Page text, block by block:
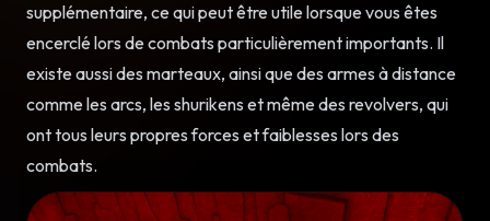
supplémentaire, ce qui peut être utile lorsque vous êtes
encerclé lors de combats particulièrement importants. Il
existe aussi des marteaux, ainsi que des armes à distance
comme les arcs, les shurikens et même des revolvers, qui
ont tous leurs propres forces et faiblesses lors des
combats.